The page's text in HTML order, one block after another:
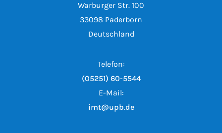
Warburger Str. 100
33098 Paderborn
Deutschland
Telefon:
(05251) 60-5544
E-Mail:
imt@upb.de